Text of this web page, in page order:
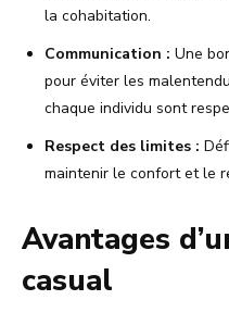
la cohabitation.
Communication : Une
pour éviter les
chaque individu sont
Respect des limites :
maintenir le confort et le
Avantages
casual